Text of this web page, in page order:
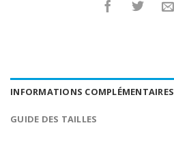
INFORMATIONS COMPLÉMENTAIRES
GUIDE DES TAILLES